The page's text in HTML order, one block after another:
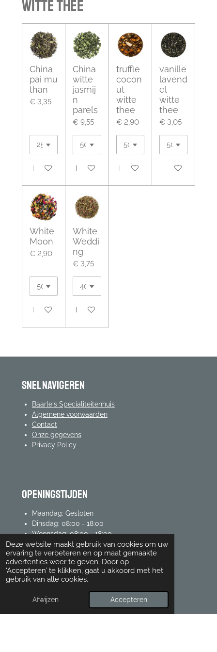
Deze website maakt gebruik van cookies om uw
ervaring te verbeteren en op maat gemaakte
advertenties weer te geven. Door op
‘Accepteren’ te klikken, gaat u akkoord met het
gebruik van alle cookies.
Afwijzen Accepteren
Witte thee
China
pai mu
than
€ 3,35
In winkelwagen
China
witte
jasmij
n
parels
€ 9,55
In winkelwagen
truffle
cocon
ut
witte
thee
€ 2,90
In winkelwagen
vanille
lavend
el
witte
thee
€ 3,05
In winkelwagen
White
Moon
€ 2,90
In winkelwagen
White
Weddi
ng
€ 3,75
In winkelwagen
Snel navigeren
Baarle's Specialiteitenhuis
Algemene voorwaarden
Contact
Onze gegevens
Privacy Policy
Openingstijden
Maandag: Gesloten
Dinsdag: 08:00 - 18:00
Woensdag: 08:00 - 18:00
Donderdag: 08:00 - 18:00
Vrijdag: 08:00 - 18:00
Zaterdag: 08:00 - 17:00
Zondag: 08:00 - 17:00
mijn account